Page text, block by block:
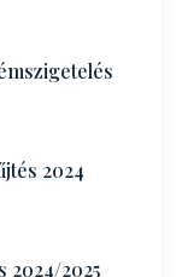
2024
2024/2025